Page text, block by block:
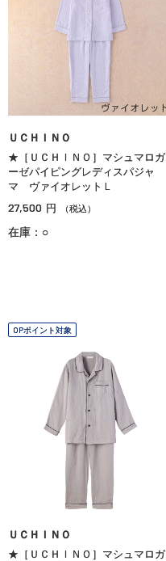
ＵＣＨＩＮＯ
★［ＵＣＨＩＮＯ］マシュマロガ
ーゼパイピングレディスパジャ
マ ヴァイオレットＬ
27,500 円 （税込）
在庫：○
OPポイント対象
ＵＣＨＩＮＯ
★［ＵＣＨＩＮＯ］マシュマロガ